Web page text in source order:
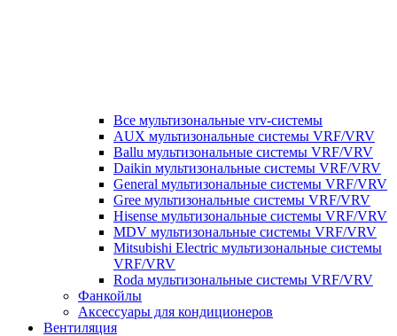
Все мультизональные vrv-системы
AUX мультизональные системы VRF/VRV
Ballu мультизональные системы VRF/VRV
Daikin мультизональные системы VRF/VRV
General мультизональные системы VRF/VRV
Gree мультизональные системы VRF/VRV
Hisense мультизональные системы VRF/VRV
MDV мультизональные системы VRF/VRV
Mitsubishi Electric мультизональные системы
VRF/VRV
Roda мультизональные системы VRF/VRV
Фанкойлы
Аксессуары для кондиционеров
Вентиляция